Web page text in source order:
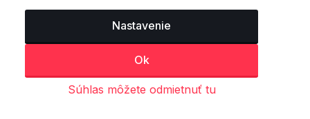
Nastavenie
Ok
Súhlas môžete odmietnuť tu